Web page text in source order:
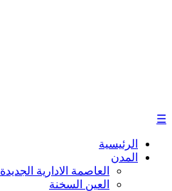
☰
الرئيسية
المدن
العاصمة الادارية الجديدة
العين السخنة